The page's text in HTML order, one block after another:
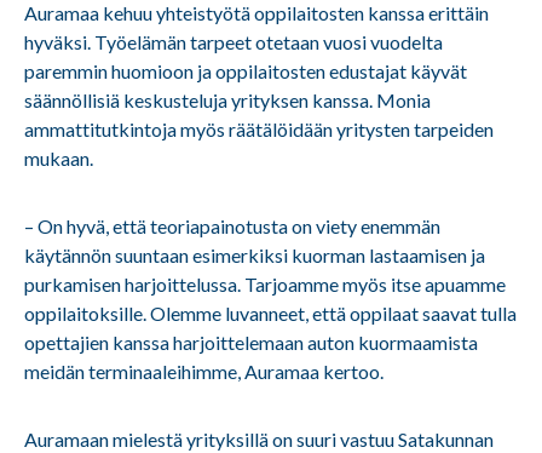
Auramaa kehuu yhteistyötä oppilaitosten kanssa erittäin
hyväksi. Työelämän tarpeet otetaan vuosi vuodelta
paremmin huomioon ja oppilaitosten edustajat käyvät
säännöllisiä keskusteluja yrityksen kanssa. Monia
ammattitutkintoja myös räätälöidään yritysten tarpeiden
mukaan.
– On hyvä, että teoriapainotusta on viety enemmän
käytännön suuntaan esimerkiksi kuorman lastaamisen ja
purkamisen harjoittelussa. Tarjoamme myös itse apuamme
oppilaitoksille. Olemme luvanneet, että oppilaat saavat tulla
opettajien kanssa harjoittelemaan auton kuormaamista
meidän terminaaleihimme, Auramaa kertoo.
Auramaan mielestä yrityksillä on suuri vastuu Satakunnan